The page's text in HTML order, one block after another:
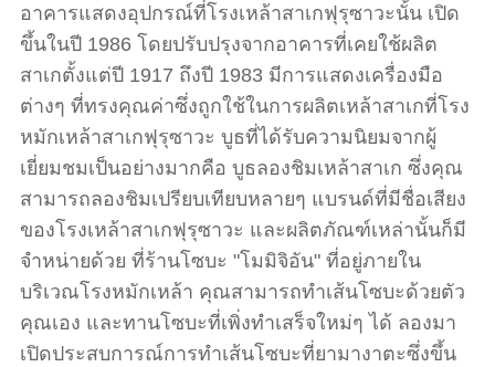
อาคารแสดงอุปกรณ์ที่โรงเหล้าสาเกฟุรุซาวะนั้น เปิด
ขึ้นในปี 1986 โดยปรับปรุงจากอาคารที่เคยใช้ผลิต
สาเกตั้งแต่ปี 1917 ถึงปี 1983 มีการแสดงเครื่องมือ
ต่างๆ ที่ทรงคุณค่าซึ่งถูกใช้ในการผลิตเหล้าสาเกที่โรง
หมักเหล้าสาเกฟุรุซาวะ บูธที่ได้รับความนิยมจากผู้
เยี่ยมชมเป็นอย่างมากคือ บูธลองชิมเหล้าสาเก ซึ่งคุณ
สามารถลองชิมเปรียบเทียบหลายๆ แบรนด์ที่มีชื่อเสียง
ของโรงเหล้าสาเกฟุรุซาวะ และผลิตภัณฑ์เหล่านั้นก็มี
จำหน่ายด้วย ที่ร้านโซบะ "โมมิจิอัน" ที่อยู่ภายใน
บริเวณโรงหมักเหล้า คุณสามารถทำเส้นโซบะด้วยตัว
คุณเอง และทานโซบะที่เพิ่งทำเสร็จใหม่ๆ ได้ ลองมา
เปิดประสบการณ์การทำเส้นโซบะที่ยามางาตะซึ่งขึ้น